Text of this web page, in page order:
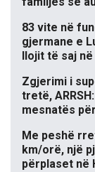
83 vite në
gjermane e
llojit të saj
Zgjerimi i
tretë,
mesnatës
Me peshë
km/orë, një
përplaset në